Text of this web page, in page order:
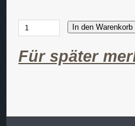
In den Warenkorb
Für später